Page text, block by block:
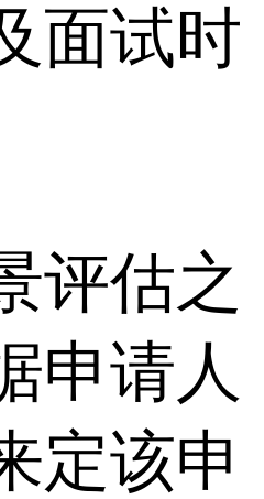
面试时
评估之
申请人
定该申